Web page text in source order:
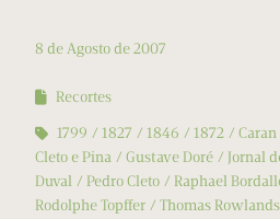
8 de Agosto de 2007
Recortes
1799
1827 1846 1872
Cleto e Pina
Gustave Doré Jornal
Duval
Pedro Cleto Raphael
Rodolphe Topffer
Thomas